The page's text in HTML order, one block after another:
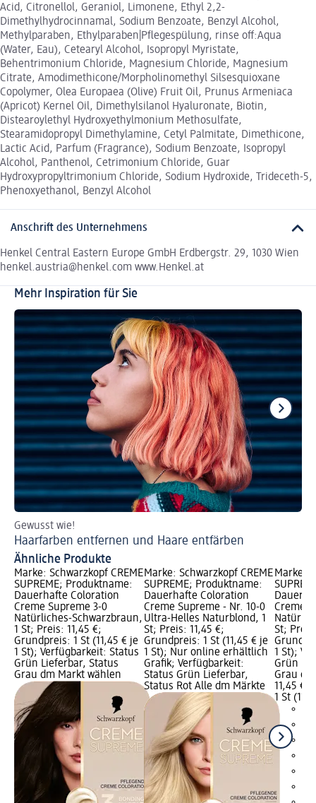
Acid, Citronellol, Geraniol, Limonene, Ethyl 2,2-
Dimethylhydrocinnamal, Sodium Benzoate, Benzyl Alcohol,
Methylparaben, Ethylparaben|Pflegespülung, rinse off:Aqua
(Water, Eau), Cetearyl Alcohol, Isopropyl Myristate,
Behentrimonium Chloride, Magnesium Chloride, Magnesium
Citrate, Amodimethicone/Morpholinomethyl Silsesquioxane
Copolymer, Olea Europaea (Olive) Fruit Oil, Prunus Armeniaca
(Apricot) Kernel Oil, Dimethylsilanol Hyaluronate, Biotin,
Distearoylethyl Hydroxyethylmonium Methosulfate,
Stearamidopropyl Dimethylamine, Cetyl Palmitate, Dimethicone,
Lactic Acid, Parfum (Fragrance), Sodium Benzoate, Isopropyl
Alcohol, Panthenol, Cetrimonium Chloride, Guar
Hydroxypropyltrimonium Chloride, Sodium Hydroxide, Trideceth-5,
Phenoxyethanol, Benzyl Alcohol
Anschrift des Unternehmens
Henkel Central Eastern Europe GmbH Erdbergstr. 29, 1030 Wien
henkel.austria@henkel.com www.Henkel.at
Mehr Inspiration für Sie
Gewusst wie!
Haarfarben entfernen und Haare entfärben
Ähnliche Produkte
Marke: Schwarzkopf CREME
SUPREME; Produktname:
Dauerhafte Coloration
Creme Supreme 3-0
Natürliches-Schwarzbraun,
1 St; Preis: 11,45 €;
Grundpreis: 1 St (11,45 € je
1 St); Verfügbarkeit: Status
Grün Lieferbar, Status
Grau dm Markt wählen
Marke: Schwarzkopf CREME
SUPREME; Produktname:
Dauerhafte Coloration
Creme Supreme - Nr. 10-0
Ultra-Helles Naturblond, 1
St; Preis: 11,45 €;
Grundpreis: 1 St (11,45 € je
1 St); Nur online erhältlich
Grafik; Verfügbarkeit:
Status Grün Lieferbar,
Status Rot Alle dm Märkte
Marke:
Creme
St;
1 St);
Grün
Grau
11,45 €
1 St